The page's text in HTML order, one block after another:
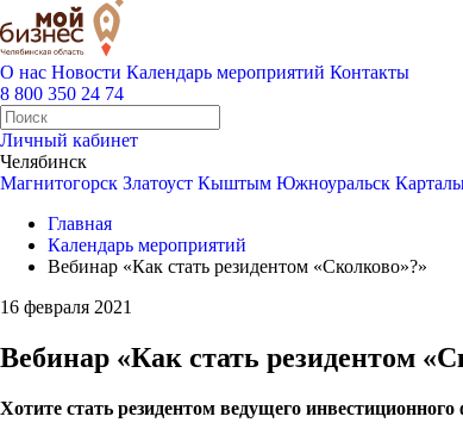
О нас Новости Календарь мероприятий Контакты
8 800 350 24 74
Личный кабинет
Челябинск
Магнитогорск Златоуст Кыштым Южноуральск
Главная
Календарь мероприятий
Вебинар «Как стать резидентом «Сколково»?»
16 февраля 2021
Вебинар «Как стать резидентом
Хотите стать резидентом ведущего